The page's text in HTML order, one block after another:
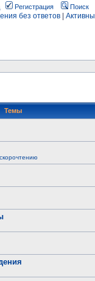
Регистрация Поиск
без ответов
Темы